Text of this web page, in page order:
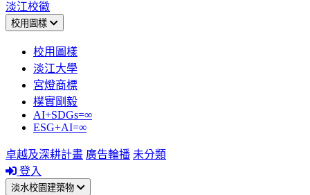
淡江校徽
校用圖樣
校用圖樣
淡江大學
宮燈商標
樸實剛毅
AI+SDGs=∞
ESG+AI=∞
卓越及深耕計畫 廣告輪播 未分類
登入
淡水校園建築物